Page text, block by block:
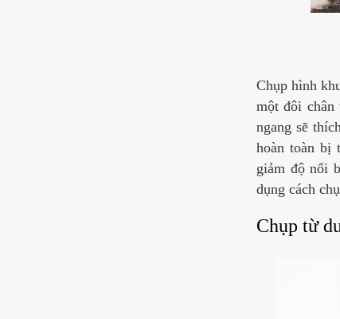
Chụp hình
một đôi chân
ngang sẽ
hoàn toàn bị
giảm độ nổi
dụng cách
Chụp từ